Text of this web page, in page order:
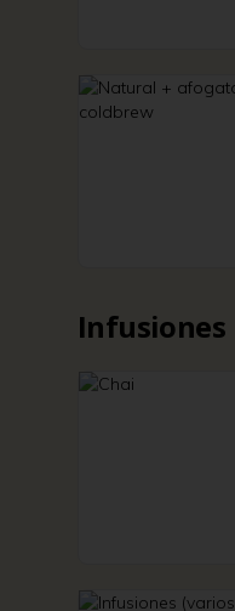
Infusiones